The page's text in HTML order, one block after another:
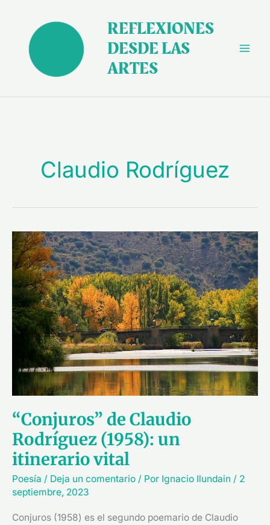
contenido
REFLEXIONES
DESDE LAS
ARTES
Claudio Rodríguez
“Conjuros” de Claudio
Rodríguez (1958): un
itinerario vital
Poesía / Deja un comentario / Por Ignacio Ilundain / 2
septiembre, 2023
Conjuros (1958) es el segundo poemario de Claudio
“Conjuros”
de
Claudio
Rodríguez
(1958):
un
itinerario
vital